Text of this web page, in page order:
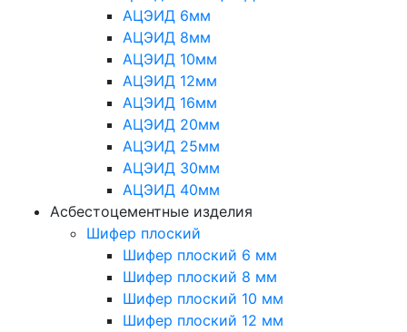
АЦЭИД 6мм
АЦЭИД 8мм
АЦЭИД 10мм
АЦЭИД 12мм
АЦЭИД 16мм
АЦЭИД 20мм
АЦЭИД 25мм
АЦЭИД 30мм
АЦЭИД 40мм
Асбестоцементные изделия
Шифер плоский
Шифер плоский 6 мм
Шифер плоский 8 мм
Шифер плоский 10 мм
Шифер плоский 12 мм